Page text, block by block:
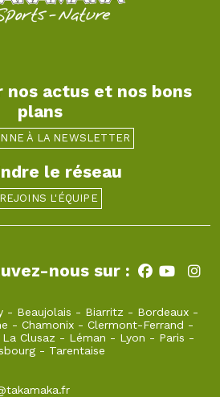
nos actus et nos bons
plans
À LA NEWSLETTER
le réseau
L'ÉQUIPE
nous sur :
- Beaujolais - Biarritz - Bordeaux -
- Chamonix - Clermont-Ferrand -
La Clusaz - Léman - Lyon - Paris -
- Tarentaise